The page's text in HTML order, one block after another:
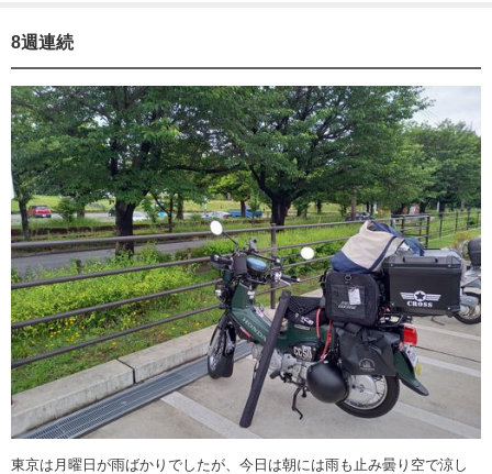
8週連続
東京は月曜日が雨ばかりでしたが、今日は朝には雨も止み曇り空で涼し